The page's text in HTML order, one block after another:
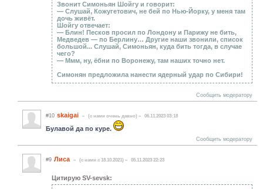
Звонит Симоньян Шойгу и говорит:
— Слушай, Кожугетович, не бей по Нью-Йорку, у меня там
дочь живёт.
Шойгу отвечает:
— Блин! Песков просил по Лондону и Парижу не бить,
Медведев — по Берлину… Другие наши звонили, список
большой... Слушай, Симоньян, куда бить тогда, в случае
чего?
— Ммм, ну, ёбни по Воронежу, там наших точно нет.
Симонян предложила нанести ядерный удар по Сибири!
Сообщить модератору
#10 skaigai (c нами очень давно) 06.11.2023 03:18
Булавой да по куре.
Сообщить модератору
#9 Лиса (c нами с 18.10.2021) 05.11.2023 22:23
Цитирую SV-sevsk: